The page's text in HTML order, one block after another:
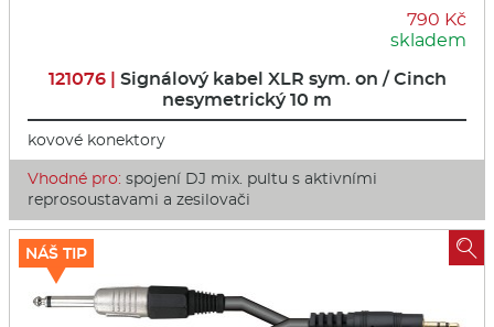
790 Kč
skladem
121076 | Signálový kabel XLR sym. on / Cinch
nesymetrický 10 m
kovové konektory
Vhodné pro: spojení DJ mix. pultu s aktivními
reprosoustavami a zesilovači
NÁŠ TIP 